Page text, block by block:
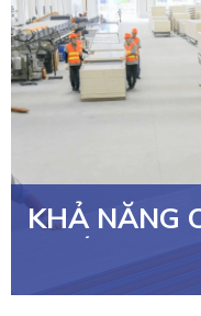
KHẢ NĂNG